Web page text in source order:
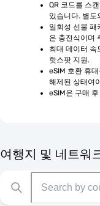
QR 코드를 스
있습니다. 별도
일회성 선불 패
은 충전식이며
최대 데이터 속
핫스팟 지원.
eSIM 호환 휴
해제된 상태여
eSIM은 구매
여행지 및 네트워